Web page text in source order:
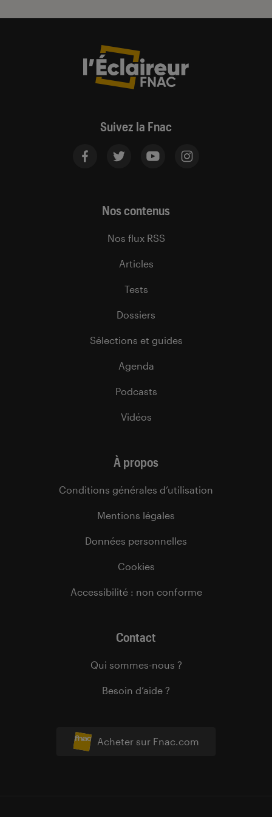
Suivez la Fnac
Acheter sur Fnac.com
Nos contenus
Nos flux RSS
Articles
Tests
Dossiers
Sélections et guides
Agenda
Podcasts
Vidéos
À propos
Conditions générales d’utilisation
Mentions légales
Données personnelles
Cookies
Accessibilité : non conforme
Contact
Qui sommes-nous ?
Besoin d’aide ?